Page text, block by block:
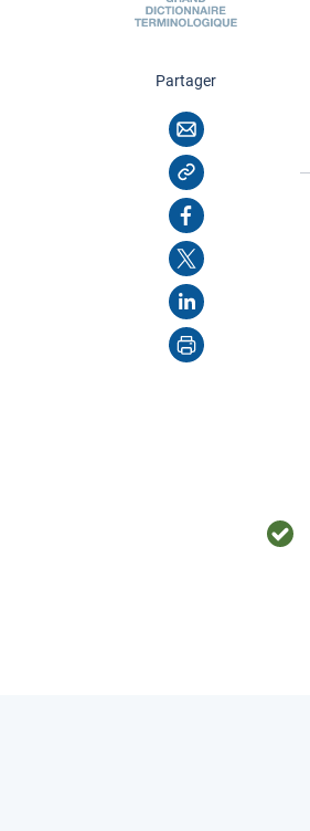
Partagercette page
Courriel
Copier l'adresse
Facebook
X
LinkedIn
Imprimer